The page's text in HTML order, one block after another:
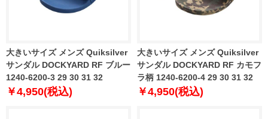
大きいサイズ メンズ Quiksilver
サンダル DOCKYARD RF ブルー
1240-6200-3 29 30 31 32
￥4,950(税込)
大きいサイズ メンズ Quiksilver
サンダル DOCKYARD RF カモフ
ラ柄 1240-6200-4 29 30 31 32
￥4,950(税込)